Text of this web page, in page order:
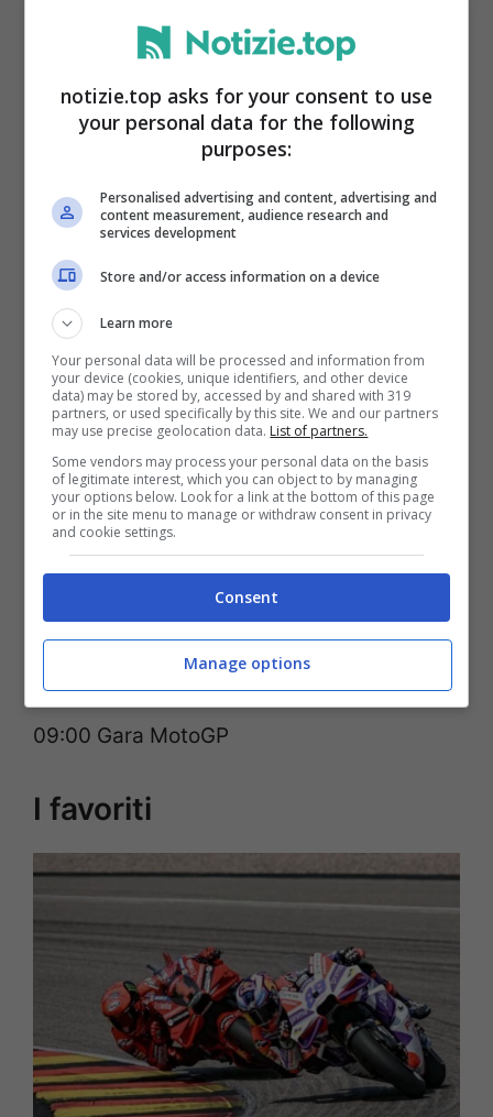
09:00-10:00 FP2 MotoGP
Sabato 14 ottobre 2023
02:40-03:10 FP3 Moto3
03:25-03:55 FP3 Moto2
04:10-04:40 FP3 MotoGP
04:50-05:05 Q1 MotoGP
05:15-05:30 Q2 MotoGP
06:50-07:05 Q1 Moto3
07:15-07:30 Q2 Moto3
07:45-08:00 Q1 Moto2
08:10-08:25 Q2 Moto2
09:00 Sprint MotoGP
Domenica 16 ottobre 2023
04:40-04:50 Warm Up MotoGP
06:00 Gara Moto3
07:15 Gara Moto2
09:00 Gara MotoGP
I favoriti
notizie.top asks for your consent to use
your personal data for the following
purposes:
Personalised advertising and content, advertising and
content measurement, audience research and
services development
Store and/or access information on a device
Learn more
Your personal data will be processed and information from
your device (cookies, unique identifiers, and other device
data) may be stored by, accessed by and shared with 319
partners, or used specifically by this site. We and our partners
may use precise geolocation data. List of partners.
Some vendors may process your personal data on the basis
of legitimate interest, which you can object to by managing
your options below. Look for a link at the bottom of this page
or in the site menu to manage or withdraw consent in privacy
and cookie settings.
Consent
Manage options